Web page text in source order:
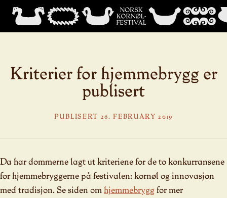
Kriterier for hjemmebrygg er
publisert
PUBLISERT 26. FEBRUARY 2019
Da har dommerne lagt ut kriteriene for de to konkurransene
for hjemmebryggerne på festivalen: kornøl og innovasjon
med tradisjon. Se siden om hjemmebryggfor mer